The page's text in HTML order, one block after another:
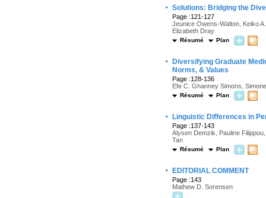
· Solutions: Bridging the
Page :121-127
Jeunice Owens-Walton, Keiko
Elizabeth Dray
Résumé Plan
·
Diversifying Graduate
Norms, & Values
Page :128-136
Efe C. Ghanney Simons,
Résumé Plan
· Linguistic Differences in
Page :137-143
Alysen Demzik, Pauline
Tan
Résumé Plan
· EDITORIAL COMMENT
Page :143
Mathew D. Sorensen